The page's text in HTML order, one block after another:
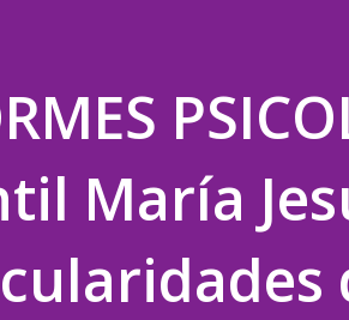
María